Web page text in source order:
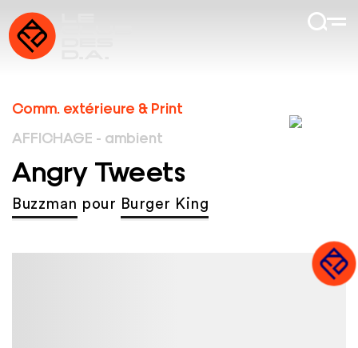
Comm. extérieure & Print
AFFICHAGE - ambient
Angry Tweets
Buzzman pour Burger King